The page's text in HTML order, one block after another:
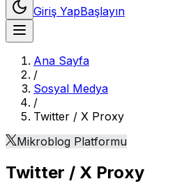
Giriş YapBaşlayın
Ana Sayfa
/
Sosyal Medya
/
Twitter / X Proxy
Mikroblog Platformu
Twitter / X Proxy